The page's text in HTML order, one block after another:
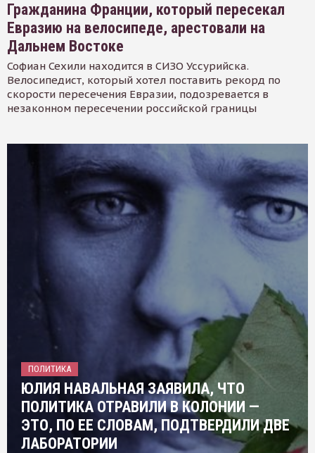
Гражданина Франции, который пересекал
Евразию на велосипеде, арестовали на
Дальнем Востоке
Софиан Сехили находится в СИЗО Уссурийска.
Велосипедист, который хотел поставить рекорд по
скорости пересечения Евразии, подозревается в
незаконном пересечении российской границы
ПОЛИТИКА
ЮЛИЯ НАВАЛЬНАЯ ЗАЯВИЛА, ЧТО
ПОЛИТИКА ОТРАВИЛИ В КОЛОНИИ —
ЭТО, ПО ЕЕ СЛОВАМ, ПОДТВЕРДИЛИ ДВЕ
ЛАБОРАТОРИИ